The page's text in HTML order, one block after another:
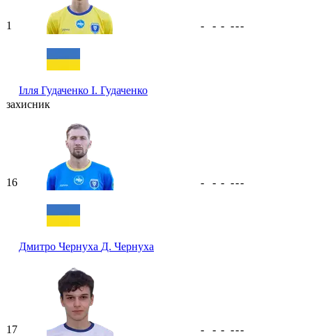
1
Ілля Гудаченко І. Гудаченко
- - - ---
захисник
16
Дмитро Чернуха Д. Чернуха
- - - ---
17 - - - ---